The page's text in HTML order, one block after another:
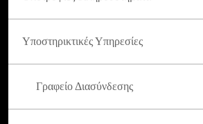
Υποστηρικτικές Υπηρεσίες
Γραφείο Διασύνδεσης